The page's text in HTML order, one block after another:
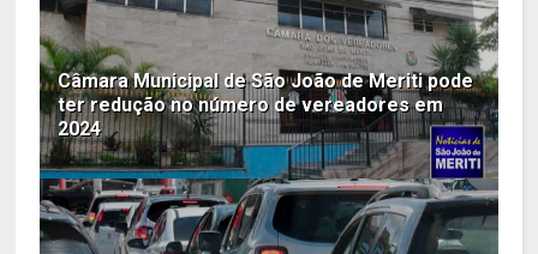
Câmara Municipal de São João de Meriti pode
ter redução no número de vereadores em
2024